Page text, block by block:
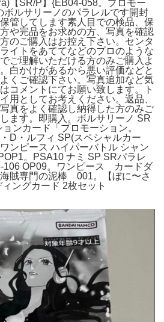
【SR/P】{EB04-058。プロモー
ボルサリーノのパラレルです開封
管してします素人目での検品、保
や完品をお求めの方、写真を確認
のご購入はお控え下さい。センタ
イトをあててなどのプロのような
ご理解いただける方のみご購入よ
白かけがあるから悪い評価などと
くご確認下さい。写真追加など気
コメントにてお願い致します。ト
用としてお考えください。返品、
真をよく確認し納得した方のみご
ます。即購入。ボルサリーノ SR
ンカード「プロモーション。
D・ルフィ SP(スペシャルカー
ンピース ハイパーバトル シャン
。PSA10 ナミ SP SRパラレ
106 OP09。ワンピース カードダ
賊専門の泥棒 001。【ぼに〜さ
ングカード 2枚セット